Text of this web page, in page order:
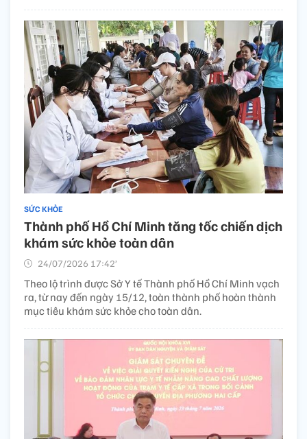
SỨC KHỎE
Thành phố Hồ Chí Minh tăng tốc chiến dịch
khám sức khỏe toàn dân
24/07/2026 17:42’
Theo lộ trình được Sở Y tế Thành phố Hồ Chí Minh vạch
ra, từ nay đến ngày 15/12, toàn thành phố hoàn thành
mục tiêu khám sức khỏe cho toàn dân.